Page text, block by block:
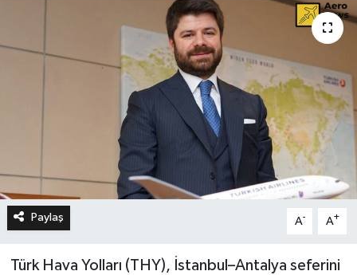
Paylaş A- A+
Türk Hava Yolları (THY), İstanbul–Antalya seferini